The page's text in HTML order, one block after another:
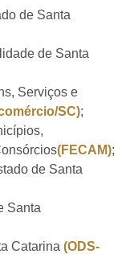
de Santa
de Santa
Serviços e
SC);
(FECAM);
de Santa
Santa
Catarina (ODS-